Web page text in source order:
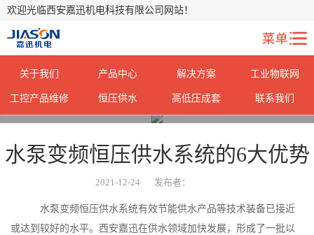
欢迎光临西安嘉迅机电科技有限公司网站！
关于我们 产品中心 解决方案 工业物联网
工控产品维修 恒压供水 高低压成套
联系我们
水泵变频恒压供水系统的6大优势
2021-12-24 发布者：
水泵变频恒压供水系统有效节能供水产品等技术装备已接近
或达到较好的水平。西安嘉迅在供水领域加快发展，形成了一批以